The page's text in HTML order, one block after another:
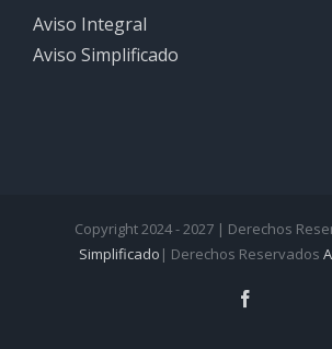
Aviso Integral
Aviso Simplificado
Copyright 2024 - 2027 | Derechos
Simplificado | Derechos Reservados